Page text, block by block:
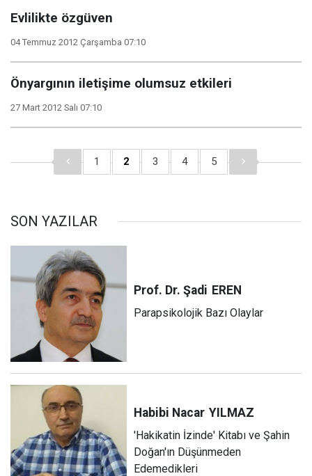
Evlilikte özgüven
04 Temmuz 2012 Çarşamba 07:10
Önyargının iletişime olumsuz etkileri
27 Mart 2012 Salı 07:10
1 2 3 4 5
SON YAZILAR
Prof. Dr. Şadi EREN
Parapsikolojik Bazı Olaylar
Habibi Nacar YILMAZ
'Hakikatin İzinde' Kitabı ve Şahin
Doğan'ın Düşünmeden
Edemedikleri